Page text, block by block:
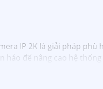
IP 2K là giải pháp
hảo để nâng cao hệ
dễ dàng giám sát từ